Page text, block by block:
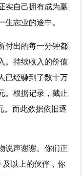
实自己拥有成为赢
志业的途中。
付出的每一分钟都
。持续收入的价值
已经赚到了数十万
。根据记录，截止
。而此数据依旧逐
说声谢谢。你们正
以上的伙伴，你